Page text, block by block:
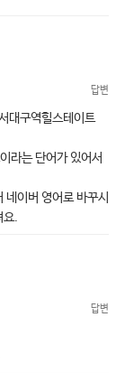
답변
구역힐스테이트
라는 단어가 있어서
버 영어로 바꾸시
요.
답변